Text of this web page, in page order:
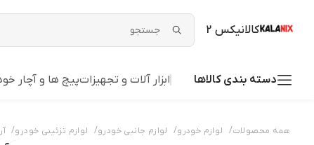
کالانیکس 2
دسته بندی کالاها ابزار آلات و تجهیزاتپیچ ها و آچار
همه محصولات/ لوازم خودرو/ لوازم جانبی خودرو/ لوازم تزئینی خودرو/